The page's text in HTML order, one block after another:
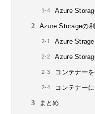
Azure
Azure Storageの
Azure
Azure
コンテナー
コンテナー
まとめ